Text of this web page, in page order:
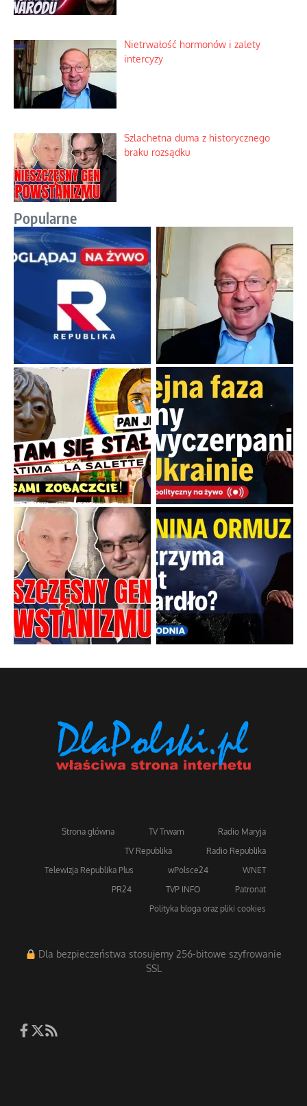
Nietrwałość hormonów i zalety
intercyzy
Szlachetna duma z historycznego
braku rozsądku
Popularne
Strona główna TV Trwam
Radio Maryja
TV Republika
Radio Republika
Telewizja Republika Plus
wPolsce24
WNET
PR24
TVP INFO
Patronat
Polityka bloga oraz pliki cookies
Dla bezpieczeństwa stosujemy 256-bitowe szyfrowanie
SSL